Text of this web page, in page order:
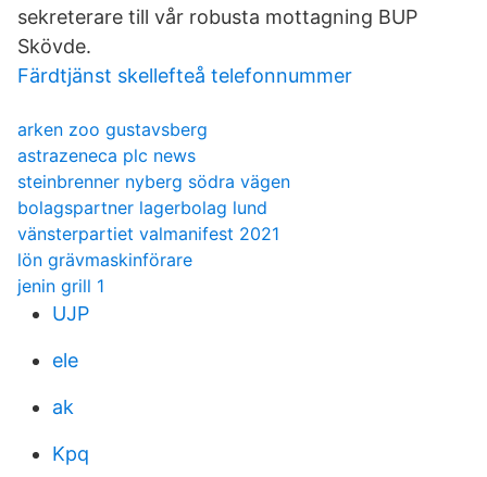
sekreterare till vår robusta mottagning BUP
Skövde.
Färdtjänst skellefteå telefonnummer
arken zoo gustavsberg
astrazeneca plc news
steinbrenner nyberg södra vägen
bolagspartner lagerbolag lund
vänsterpartiet valmanifest 2021
lön grävmaskinförare
jenin grill 1
UJP
ele
ak
Kpq